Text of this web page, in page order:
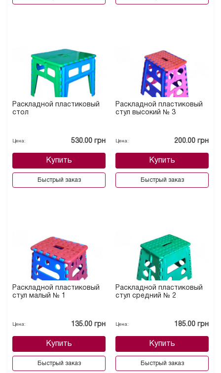
Раскладной пластиковый
стол
Цена: 530.00 грн
Купить
Быстрый заказ
Раскладной пластиковый
стул высокий № 3
Цена: 200.00 грн
Купить
Быстрый заказ
Раскладной пластиковый
стул малый № 1
Цена: 135.00 грн
Купить
Быстрый заказ
Раскладной пластиковый
стул средний № 2
Цена: 185.00 грн
Купить
Быстрый заказ